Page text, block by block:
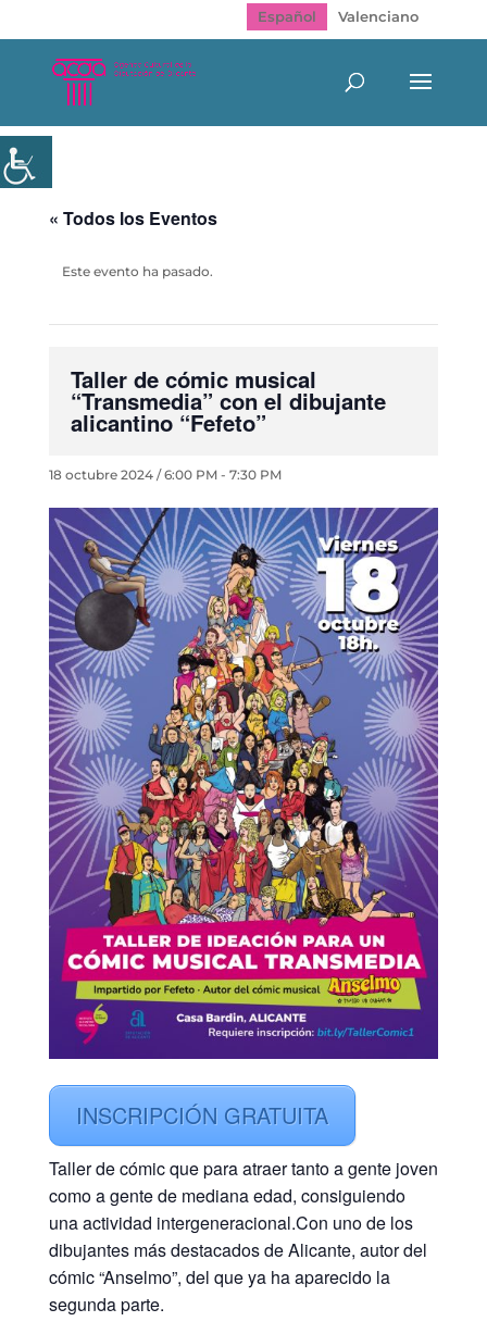
Español Valenciano
« Todos los Eventos
Este evento ha pasado.
Taller de cómic musical
“Transmedia” con el dibujante
alicantino “Fefeto”
18 octubre 2024 / 6:00 PM- 7:30 PM
INSCRIPCIÓN GRATUITA
Taller de cómic que para atraer tanto a gente joven
como a gente de mediana edad, consiguiendo
una actividad intergeneracional.Con uno de los
dibujantes más destacados de Alicante, autor del
cómic “Anselmo”, del que ya ha aparecido la
segunda parte.